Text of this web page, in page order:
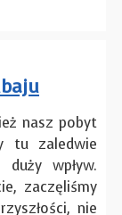
nasz pobyt
tu zaledwie
wpływ.
zaczęliśmy
nie